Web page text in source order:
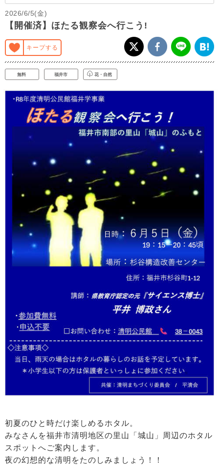
2026/6/5(金)
【開催済】ほたる観察会へ行こう!
キープする
無料 福井市 花・自然
初夏のひと時だけ楽しめるホタル。
みなさんを福井市清明地区の里山「城山」周辺のホタル
スポットへご案内します。
夜の幻想的な清明をたのしみましょう！！